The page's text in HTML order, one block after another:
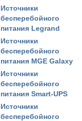
Источники
бесперебойного
питания Legrand
Источники
бесперебойного
питания MGE Galaxy
Источники
бесперебойного
питания Smart-UPS
Источники
бесперебойного